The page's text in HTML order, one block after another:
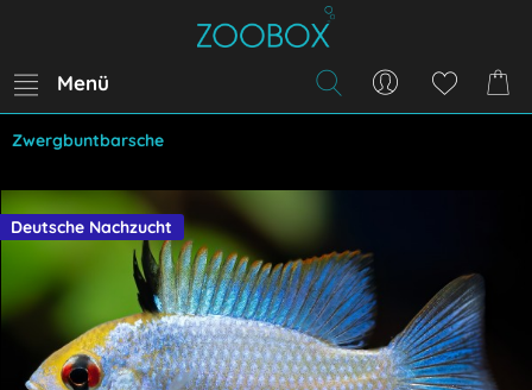
Menü
Zwergbuntbarsche
Deutsche Nachzucht